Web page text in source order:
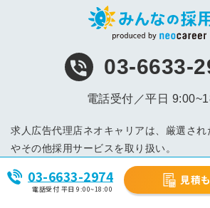
03-6633-2974
電話受付 平日 9:00~18:00
見積
03-6633-
電話受付／平日
求人広告代理店ネオキャリアは、厳選さ
やその他採用サービスを取り扱い。
首都圏を中心とした関東一都三県エリア
エリアの大阪支社、